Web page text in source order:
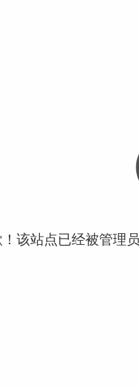
该站点已经被管理